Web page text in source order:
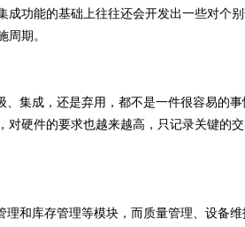
功能的基础上往往还会开发出一些对
周期。
集成，还是弃用，都不是一件很容易的
硬件的要求也越来越高，只记录关键的
库存管理等模块，而质量管理、设备